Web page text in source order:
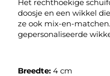
Het rechthoekige
doosje en een wikkel
ze ook mix-en-
gepersonaliseerde
Breedte: 4 cm